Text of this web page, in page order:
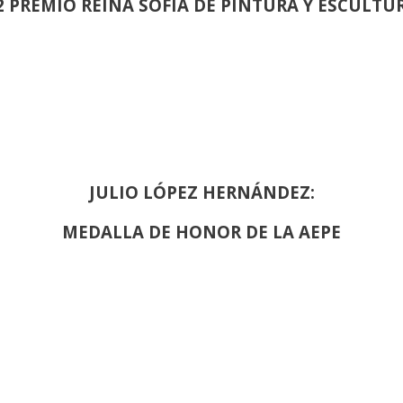
PREMIO REINA SOFIA DE PINTURA Y
JULIO LÓPEZ HERNÁNDEZ:
MEDALLA DE HONOR DE LA AEPE